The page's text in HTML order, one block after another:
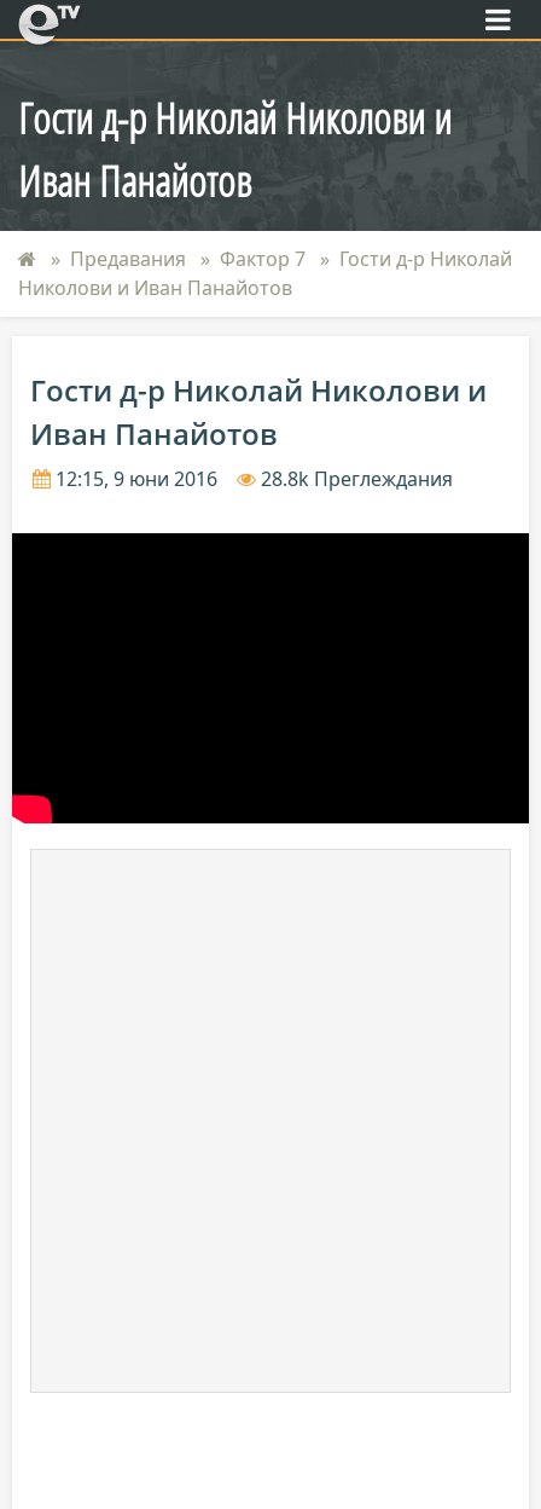
eTV
Гости д-р Николай Николови и
Иван Панайотов
Предавания Фактор 7
Гости д-р Николай
Николови и Иван Панайотов
Гости д-р Николай Николови и
Иван Панайотов
12:15, 9 юни 2016 28.8k Преглеждания